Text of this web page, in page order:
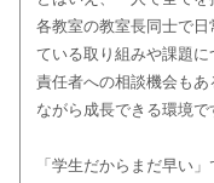
各教室の教室長同士で
ている取り組みや課題
責任者への相談機会も
ながら成長できる環境で
「学生だからまだ早い